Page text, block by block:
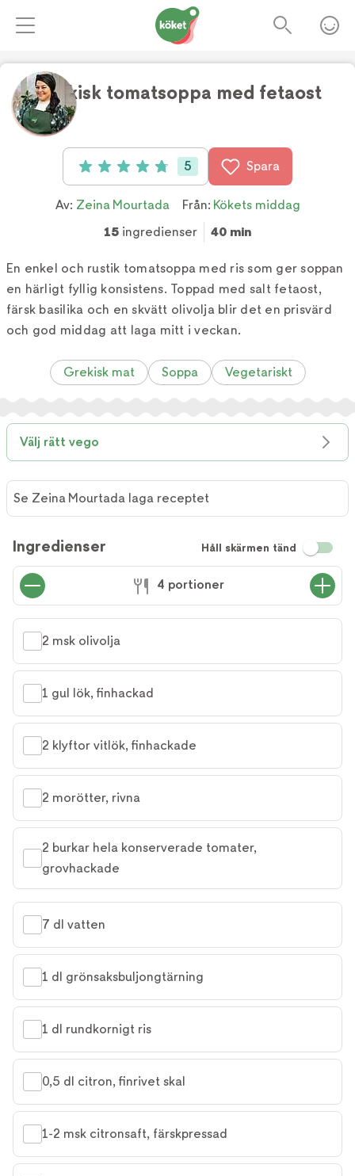
Grekisk tomatsoppa med fetaost
Betyg: 4.8 av 5 (5 röster)
5 Spara
Av: Zeina Mourtada Från: Kökets middag
15 ingredienser 40 min
En enkel och rustik tomatsoppa med ris som ger soppan
en härligt fyllig konsistens. Toppad med salt fetaost,
färsk basilika och en skvätt olivolja blir det en prisvärd
och god middag att laga mitt i veckan.
Grekisk mat Soppa Vegetariskt
Välj rätt vego
Mourtada
laga
receptet
Se Zeina Mourtada laga receptet
Ingredienser Håll skärmen tänd
4 portioner
2 msk olivolja
1 gul lök, finhackad
2 klyftor vitlök, finhackade
2 morötter, rivna
2 burkar hela konserverade tomater,
grovhackade
7 dl vatten
1 dl grönsaksbuljongtärning
1 dl rundkornigt ris
0,5 dl citron, finrivet skal
1-2 msk citronsaft, färskpressad